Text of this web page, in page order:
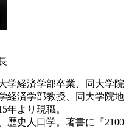
学経済学部卒業、同大学院
経済学部教授、同大学院地
年より現職。
歴史人口学。著書に『2100